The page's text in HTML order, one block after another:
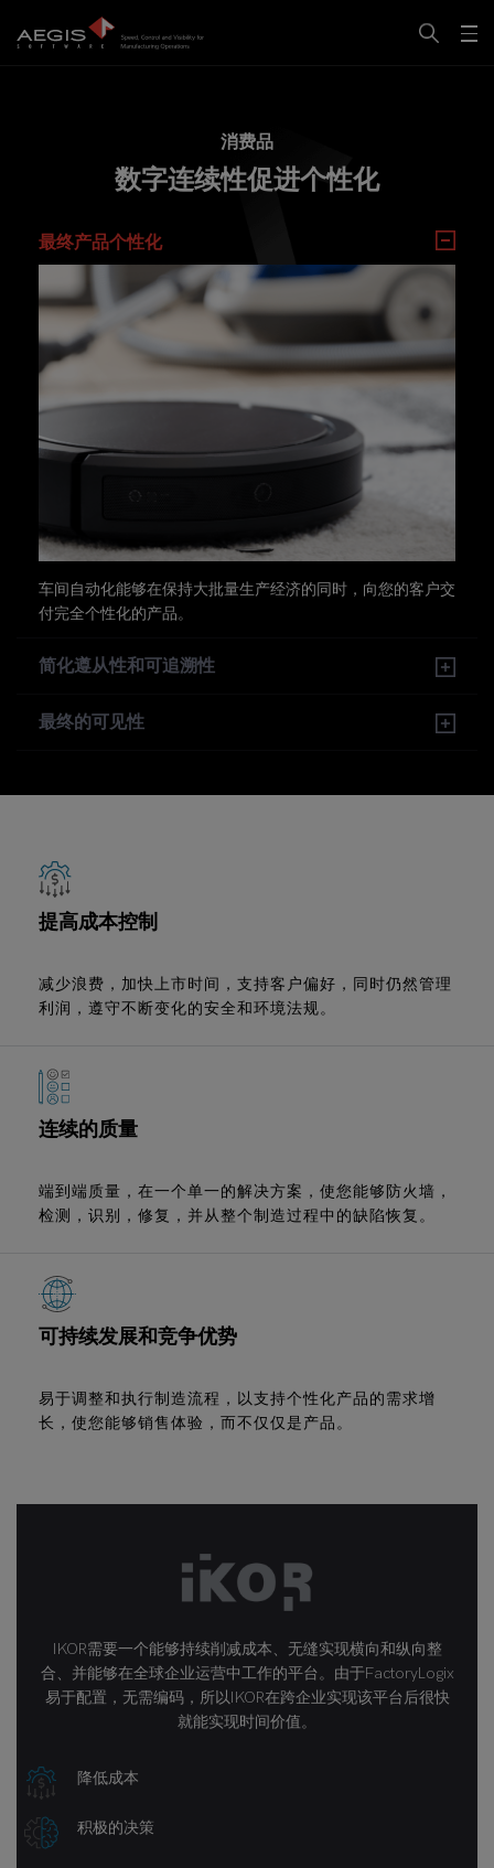
消费品
数字连续性促进个性化
最终产品个性化
车间自动化能够在保持大批量生产经济的同时，向您的客户交
付完全个性化的产品。
简化遵从性和可追溯性
最终的可见性
提高成本控制
减少浪费，加快上市时间，支持客户偏好，同时仍然管理
利润，遵守不断变化的安全和环境法规。
连续的质量
端到端质量，在一个单一的解决方案，使您能够防火墙，
检测，识别，修复，并从整个制造过程中的缺陷恢复。
可持续发展和竞争优势
易于调整和执行制造流程，以支持个性化产品的需求增
长，使您能够销售体验，而不仅仅是产品。
IKOR需要一个能够持续削减成本、无缝实现横向和纵向整
合、并能够在全球企业运营中工作的平台。由于FactoryLogix
易于配置，无需编码，所以IKOR在跨企业实现该平台后很快
就能实现时间价值。
降低成本
积极的决策